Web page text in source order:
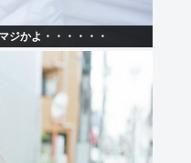
ジかよ・・・・・・